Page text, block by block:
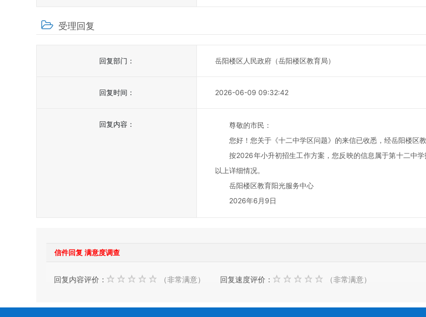
受理回复
回复部门： 岳阳楼区人民政府（岳阳楼区教育局）
回复时间： 2026-06-09 09:32:42
回复内容：
尊敬的市民：
您好！您关于《十二中学区问题》的来信已收悉，经岳阳楼区教
按2026年小升初招生工作方案，您反映的信息属于第十二中
以上详细情况。
岳阳楼区教育阳光服务中心
2026年6月9日
信件回复 满意度调查
回复内容评价： （非常满意） 回复速度评价： （非常满意）